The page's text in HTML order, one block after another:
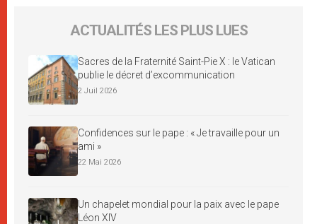
ACTUALITÉS LES PLUS LUES
Sacres de la Fraternité Saint-Pie X : le Vatican
publie le décret d’excommunication
2 Juil 2026
Confidences sur le pape : « Je travaille pour un
ami »
22 Mai 2026
Un chapelet mondial pour la paix avec le pape
Léon XIV